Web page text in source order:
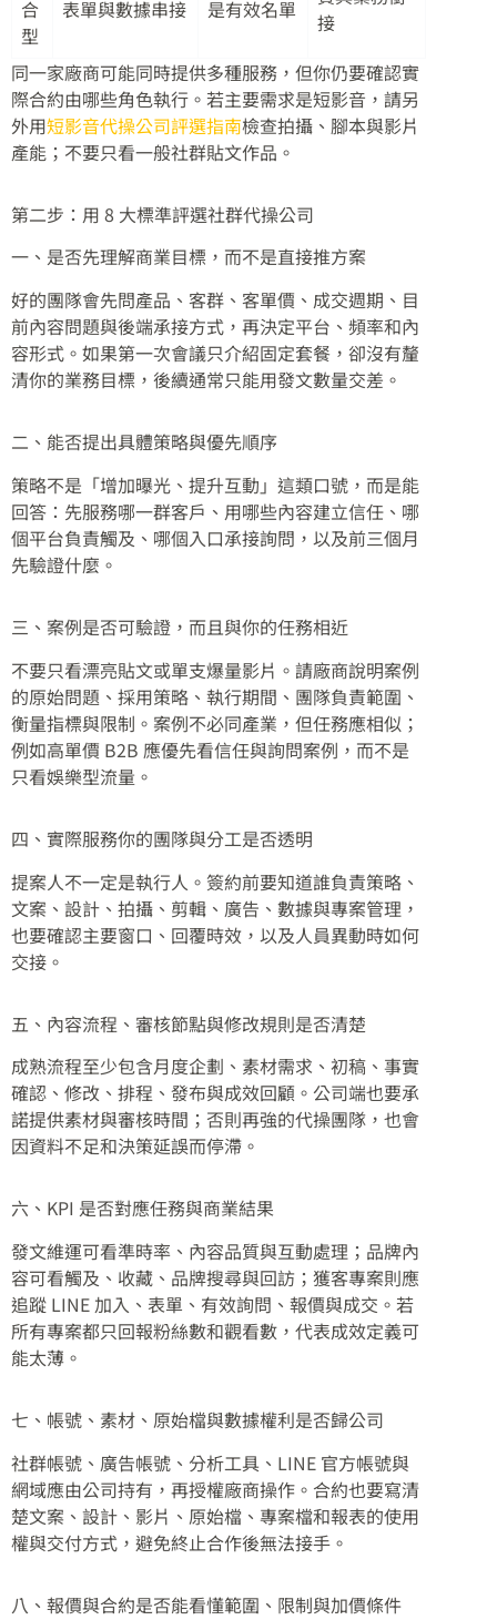
合
型
表單與數據串接 是有效名單
接
同一家廠商可能同時提供多種服務，但你仍要確認實
際合約由哪些角色執行。若主要需求是短影音，請另
外用短影音代操公司評選指南檢查拍攝、腳本與影片
產能；不要只看一般社群貼文作品。
第二步：用 8 大標準評選社群代操公司
一、是否先理解商業目標，而不是直接推方案
好的團隊會先問產品、客群、客單價、成交週期、目
前內容問題與後端承接方式，再決定平台、頻率和內
容形式。如果第一次會議只介紹固定套餐，卻沒有釐
清你的業務目標，後續通常只能用發文數量交差。
二、能否提出具體策略與優先順序
策略不是「增加曝光、提升互動」這類口號，而是能
回答：先服務哪一群客戶、用哪些內容建立信任、哪
個平台負責觸及、哪個入口承接詢問，以及前三個月
先驗證什麼。
三、案例是否可驗證，而且與你的任務相近
不要只看漂亮貼文或單支爆量影片。請廠商說明案例
的原始問題、採用策略、執行期間、團隊負責範圍、
衡量指標與限制。案例不必同產業，但任務應相似；
例如高單價 B2B 應優先看信任與詢問案例，而不是
只看娛樂型流量。
四、實際服務你的團隊與分工是否透明
提案人不一定是執行人。簽約前要知道誰負責策略、
文案、設計、拍攝、剪輯、廣告、數據與專案管理，
也要確認主要窗口、回覆時效，以及人員異動時如何
交接。
五、內容流程、審核節點與修改規則是否清楚
成熟流程至少包含月度企劃、素材需求、初稿、事實
確認、修改、排程、發布與成效回顧。公司端也要承
諾提供素材與審核時間；否則再強的代操團隊，也會
因資料不足和決策延誤而停滯。
六、KPI 是否對應任務與商業結果
發文維運可看準時率、內容品質與互動處理；品牌內
容可看觸及、收藏、品牌搜尋與回訪；獲客專案則應
追蹤 LINE 加入、表單、有效詢問、報價與成交。若
所有專案都只回報粉絲數和觀看數，代表成效定義可
能太薄。
七、帳號、素材、原始檔與數據權利是否歸公司
社群帳號、廣告帳號、分析工具、LINE 官方帳號與
網域應由公司持有，再授權廠商操作。合約也要寫清
楚文案、設計、影片、原始檔、專案檔和報表的使用
權與交付方式，避免終止合作後無法接手。
八、報價與合約是否能看懂範圍、限制與加價條件